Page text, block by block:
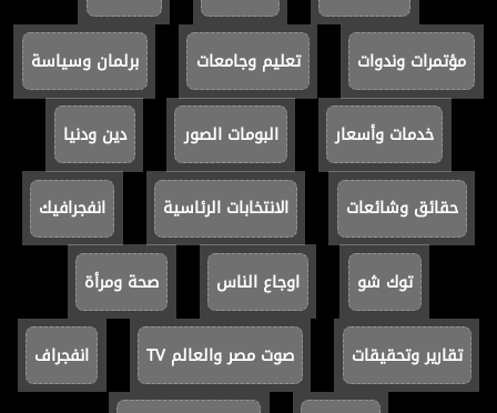
مؤتمرات وندوات تعليم وجامعات برلمان وسياسة
خدمات وأسعار البومات الصور دين ودنيا
حقائق وشائعات الانتخابات الرئاسية انفجرافيك
توك شو اوجاع الناس صحة ومرأة
تقارير وتحقيقات صوت مصر والعالم TV انفجراف